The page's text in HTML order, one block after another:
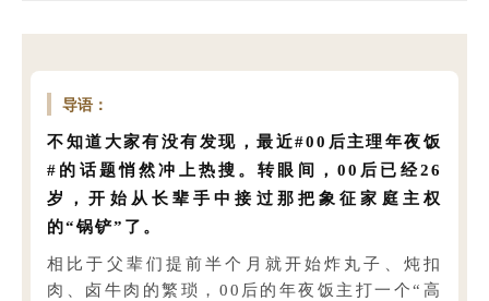
导语：
不知道大家有没有发现，最近#00后主理年夜饭
#的话题悄然冲上热搜。转眼间，00后已经26
岁，开始从长辈手中接过那把象征家庭主权
的“锅铲”了。
相比于父辈们提前半个月就开始炸丸子、炖扣
肉、卤牛肉的繁琐，00后的年夜饭主打一个“高